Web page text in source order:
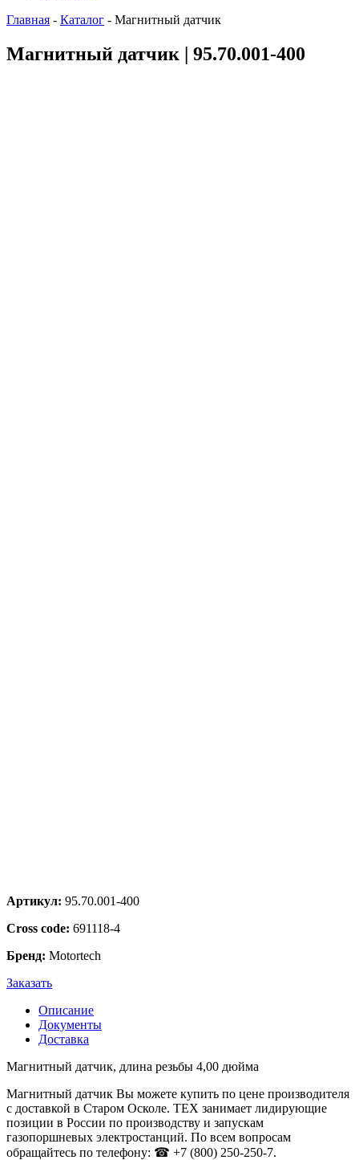
Главная - Каталог - Магнитный датчик
Магнитный датчик | 95.70.001-400
Артикул: 95.70.001-400
Cross code: 691118-4
Бренд: Motortech
Заказать
Описание
Документы
Доставка
Магнитный датчик, длина резьбы 4,00 дюйма
Магнитный датчик Вы можете купить по цене производителя
с доставкой в Старом Осколе. ТЕХ занимает лидирующие
позиции в России по производству и запускам
газопоршневых электростанций. По всем вопросам
обращайтесь по телефону: ☎ +7 (800) 250-250-7.